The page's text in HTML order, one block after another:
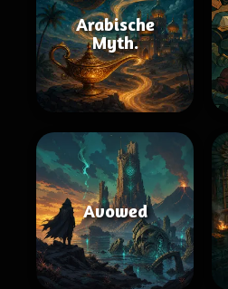
Arabische
Myth.
Avowed